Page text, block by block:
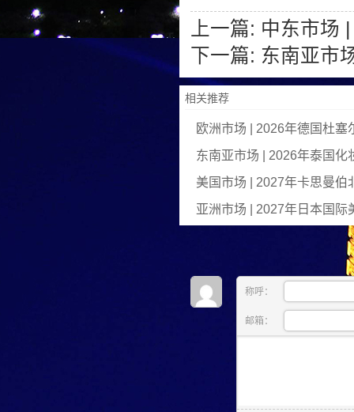
上一篇: 中东市场
下一篇: 东南亚市
相关推荐
欧洲市场 | 2026年德国杜塞
东南亚市场 | 2026年泰国化
美国市场 | 2027年卡思曼伯
亚洲市场 | 2027年日本国际
称呼：
邮箱：